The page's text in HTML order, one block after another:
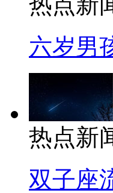
六岁男
热点新
双子座